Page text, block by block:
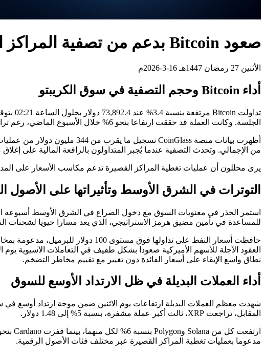
صعود Bitcoin بدعم من تصفية المراكز القصيرة رغم التوترات الجيوسياسية
الأثنين 27 رمضان 1447هـ 16-3-2026م
أداء Bitcoin وحجم التصفية في سوق الكريبتو
الجلسة. وكانت العملة قد حققت ارتفاعا بنحو 6% خلال الأسبوع الماضي، رغم تراجع أسواق الأسهم العالمية بفعل مخاوف التضخم الناتجة عن صعود أسعار النفط.
من الإجمالي. وتحدث التصفية عندما يُجبر المتداولون بالرافعة المالية على
يرى محللون أن عمليات تغطية المراكز القصيرة تدعم مكاسب الأسعار على
التوترات في الشرق الأوسط وتأثيراتها على الأصول
للمساعدة في تأمين مضيق هرمز الاستراتيجي، الذي يعد مسارا حيويا لشحنات
حافظت أسعار النفط على تداولها
العقود الآجلة للأسهم الأميركية صعودا بشكل طفيف في التعاملات الآسيوية
نطاق واسع الإبقاء على أسعار الفائدة دون تغيير مع تقييم مخاطر التضخم.
أداء العملات البديلة في ظل الارتداد الأوسع للسوق
المقابل، تراجعت XRP، ثالث أكبر عملة مشفرة، بنسبة 5% إلى 1.48 دولار.
مدعوما بعمليات تغطية المراكز القصيرة عبر مختلف فئات الأصول الرقمية.